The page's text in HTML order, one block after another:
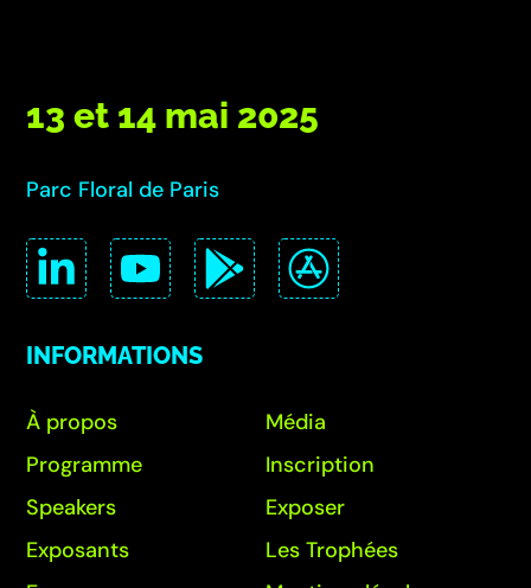
13 et 14 mai 2025
Parc Floral de Paris
INFORMATIONS
À propos
Programme
Speakers
Exposants
Média
Inscription
Exposer
Les Trophées